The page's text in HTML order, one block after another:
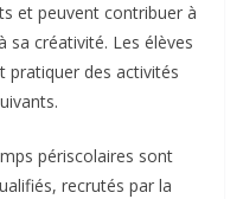
et peuvent contribuer à
sa créativité. Les élèves
pratiquer des activités
périscolaires sont
recrutés par la